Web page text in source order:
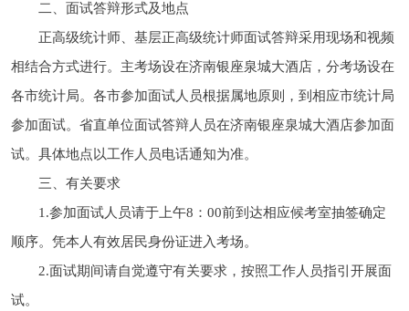
二、面试答辩形式及地点
正高级统计师、基层正高级统计师面试答辩采用现场和视频
相结合方式进行。主考场设在济南银座泉城大酒店，分考场设在
各市统计局。各市参加面试人员根据属地原则，到相应市统计局
参加面试。省直单位面试答辩人员在济南银座泉城大酒店参加面
试。具体地点以工作人员电话通知为准。
三、有关要求
1.参加面试人员请于上午8：00前到达相应候考室抽签确定
顺序。凭本人有效居民身份证进入考场。
2.面试期间请自觉遵守有关要求，按照工作人员指引开展面
试。